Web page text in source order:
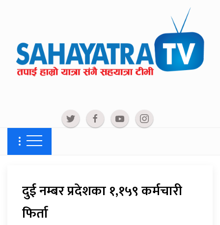
दुई नम्बर प्रदेशका १,१५९ कर्मचारी
फिर्ता